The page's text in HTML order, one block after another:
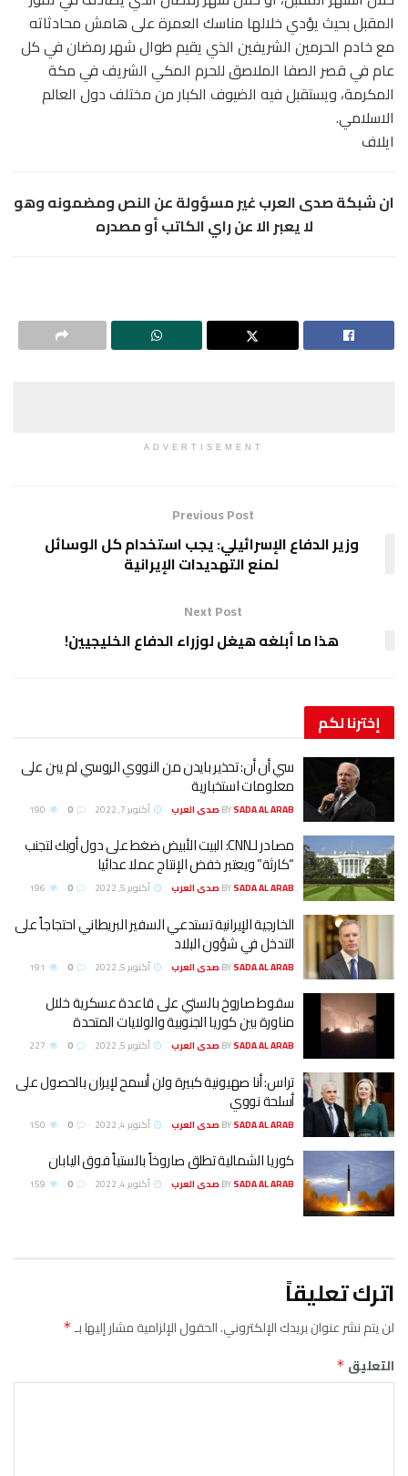
المقبل بحيث يؤدي خلالها مناسك العمرة على هامش محادثاته
مع خادم الحرمين الشريفين الذي يقيم طوال شهر رمضان في كل
عام في قصر الصفا الملاصق للحرم المكي الشريف في مكة
المكرمة، ويستقبل فيه الضيوف الكبار من مختلف دول العالم
الاسلامي.
ايلاف
ان شبكة صدى العرب غير مسؤولة عن النص ومضمونه وهو
لا يعبر الا عن راي الكاتب أو مصدره
ADVERTISEMENT
Previous Post
وزير الدفاع الإسرائيلي: يجب استخدام كل الوسائل
لمنع التهديدات الإيرانية
Next Post
هذا ما أبلغه هيغل لوزراء الدفاع الخليجيين!
إخترنالكم
سي أن أن: تحذير بايدن من النووي الروسي لم يبن على
معلومات استخبارية
BYSADA AL ARAB صدى العرب أكتوبر 7, 2022
مصادر لـCNN: البيت الأبيض ضغط على دول أوبك لتجنب
“كارثة” ويعتبر خفض الإنتاج عملا عدائيا
BYSADA AL ARAB صدى العرب أكتوبر 5, 2022
الخارجية الإيرانية تستدعي السفير البريطاني احتجاجاً على
التدخل في شؤون البلاد
BYSADA AL ARAB صدى العرب أكتوبر 5, 2022
سقوط صاروخ بالستي على قاعدة عسكرية خلال
مناورة بين كوريا الجنوبية والولايات المتحدة
BYSADA AL ARAB صدى العرب أكتوبر 5, 2022
تراس: أنا صهيونية كبيرة ولن أسمح لإيران بالحصول على
أسلحة نووي
BYSADA AL ARAB صدى العرب أكتوبر 4, 2022
كوريا الشمالية تطلق صاروخاً بالستياً فوق اليابان
BYSADA AL ARAB صدى العرب أكتوبر 4, 2022
اترك تعليقاً
لن يتم نشر عنوان بريدك الإلكتروني.الحقول الإلزامية مشار إليها بـ*
التعليق *